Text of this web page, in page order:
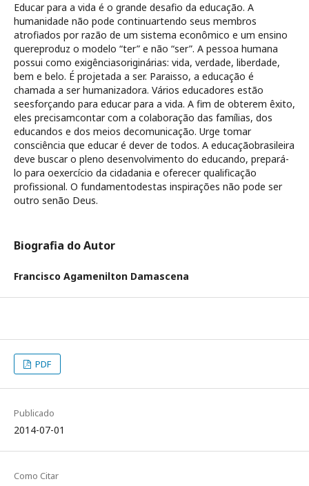
Educar para a vida é o grande desafio da educação. A
humanidade não pode continuartendo seus membros
atrofiados por razão de um sistema econômico e um ensino
quereproduz o modelo “ter” e não “ser”. A pessoa humana
possui como exigênciasoriginárias: vida, verdade, liberdade,
bem e belo. É projetada a ser. Paraisso, a educação é
chamada a ser humanizadora. Vários educadores estão
seesforçando para educar para a vida. A fim de obterem êxito,
eles precisamcontar com a colaboração das famílias, dos
educandos e dos meios decomunicação. Urge tomar
consciência que educar é dever de todos. A educaçãobrasileira
deve buscar o pleno desenvolvimento do educando, prepará-
lo para oexercício da cidadania e oferecer qualificação
profissional. O fundamentodestas inspirações não pode ser
outro senão Deus.
Biografia do Autor
Francisco Agamenilton Damascena
PDF
Publicado
2014-07-01
Como Citar